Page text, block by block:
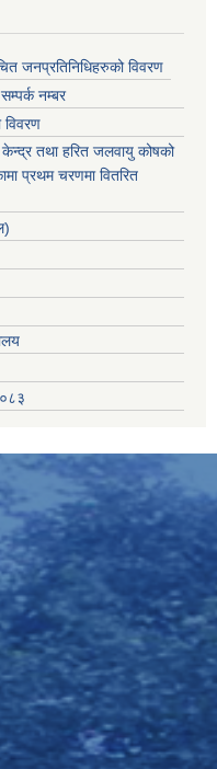
जनप्रतिनिधिहरुको विवरण
नम्बर
विवरण
केन्द्र तथा हरित जलवायु कोषको
प्रथम चरणमा वितरित